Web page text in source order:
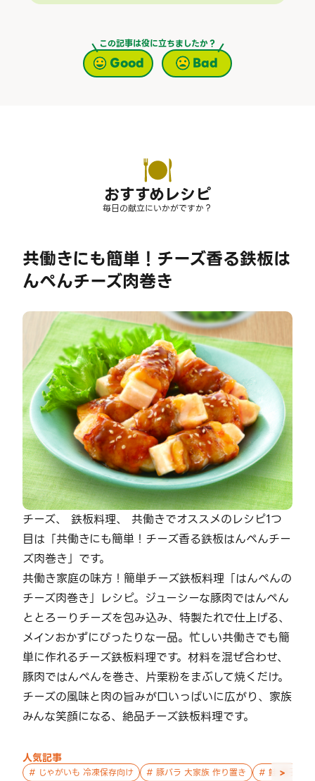
この記事は役に立ちましたか？
Good Bad
おすすめレシピ
毎日の献立にいかがですか？
共働きにも簡単！チーズ香る鉄板は
んぺんチーズ肉巻き
チーズ、 鉄板料理、 共働きでオススメのレシピ1つ
目は「共働きにも簡単！チーズ香る鉄板はんぺんチー
ズ肉巻き」です。
共働き家庭の味方！簡単チーズ鉄板料理「はんぺんの
チーズ肉巻き」レシピ。ジューシーな豚肉ではんぺん
ととろーりチーズを包み込み、特製たれで仕上げる、
メインおかずにぴったりな一品。忙しい共働きでも簡
単に作れるチーズ鉄板料理です。材料を混ぜ合わせ、
豚肉ではんぺんを巻き、片栗粉をまぶして焼くだけ。
チーズの風味と肉の旨みが口いっぱいに広がり、家族
みんな笑顔になる、絶品チーズ鉄板料理です。
人気記事
# じゃがいも 冷凍保存向け # 豚バラ 大家族 作り置き # 鮭 親子 作
>